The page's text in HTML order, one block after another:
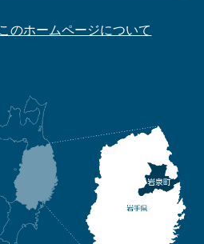
このホームページについて